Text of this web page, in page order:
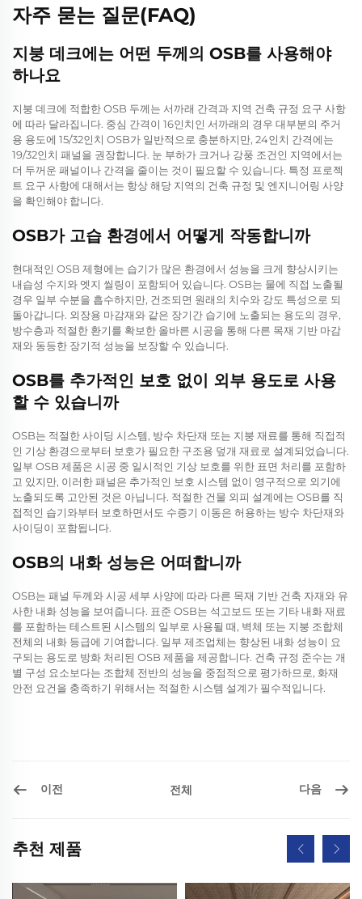
자주 묻는 질문(FAQ)
지붕 데크에는 어떤 두께의 OSB를 사용해야
하나요
지붕 데크에 적합한 OSB 두께는 서까래 간격과 지역 건축 규정 요구 사항
에 따라 달라집니다. 중심 간격이 16인치인 서까래의 경우 대부분의 주거
용 용도에 15/32인치 OSB가 일반적으로 충분하지만, 24인치 간격에는
19/32인치 패널을 권장합니다. 눈 부하가 크거나 강풍 조건인 지역에서는
더 두꺼운 패널이나 간격을 줄이는 것이 필요할 수 있습니다. 특정 프로젝
트 요구 사항에 대해서는 항상 해당 지역의 건축 규정 및 엔지니어링 사양
을 확인해야 합니다.
OSB가 고습 환경에서 어떻게 작동합니까
현대적인 OSB 제형에는 습기가 많은 환경에서 성능을 크게 향상시키는
내습성 수지와 엣지 씰링이 포함되어 있습니다. OSB는 물에 직접 노출될
경우 일부 수분을 흡수하지만, 건조되면 원래의 치수와 강도 특성으로 되
돌아갑니다. 외장용 마감재와 같은 장기간 습기에 노출되는 용도의 경우,
방수층과 적절한 환기를 확보한 올바른 시공을 통해 다른 목재 기반 마감
재와 동등한 장기적 성능을 보장할 수 있습니다.
OSB를 추가적인 보호 없이 외부 용도로 사용
할 수 있습니까
OSB는 적절한 사이딩 시스템, 방수 차단재 또는 지붕 재료를 통해 직접적
인 기상 환경으로부터 보호가 필요한 구조용 덮개 재료로 설계되었습니다.
일부 OSB 제품은 시공 중 일시적인 기상 보호를 위한 표면 처리를 포함하
고 있지만, 이러한 패널은 추가적인 보호 시스템 없이 영구적으로 외기에
노출되도록 고안된 것은 아닙니다. 적절한 건물 외피 설계에는 OSB를 직
접적인 습기와부터 보호하면서도 수증기 이동은 허용하는 방수 차단재와
사이딩이 포함됩니다.
OSB의 내화 성능은 어떠합니까
OSB는 패널 두께와 시공 세부 사양에 따라 다른 목재 기반 건축 자재와 유
사한 내화 성능을 보여줍니다. 표준 OSB는 석고보드 또는 기타 내화 재료
를 포함하는 테스트된 시스템의 일부로 사용될 때, 벽체 또는 지붕 조합체
전체의 내화 등급에 기여합니다. 일부 제조업체는 향상된 내화 성능이 요
구되는 용도로 방화 처리된 OSB 제품을 제공합니다. 건축 규정 준수는 개
별 구성 요소보다는 조합체 전반의 성능을 중점적으로 평가하므로, 화재
안전 요건을 충족하기 위해서는 적절한 시스템 설계가 필수적입니다.
이전 전체 다음
추천 제품